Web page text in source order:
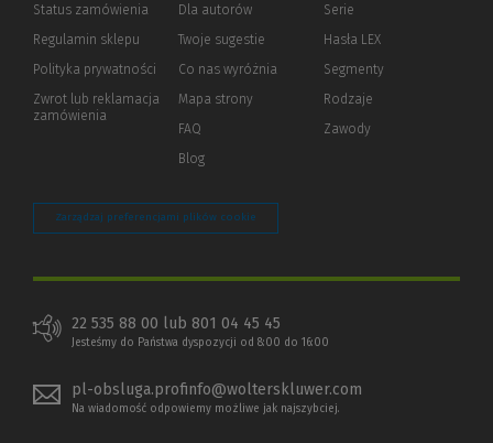
Status zamówienia
Regulamin sklepu
Polityka prywatności (Nowe
(Link
innej
Zwrot lub reklamacja
zamówienia
Dla autorów(Nowe
(Link
innej
Twoje sugestie
Co nas wyróżnia
Mapa strony
FAQ
Blog
Serie
Hasła LEX
Segmenty
Rodzaje
Zawody
Zarządzaj preferencjami plików cookie
22 535 88 00 lub 801 04 45 45
Jesteśmy do Państwa dyspozycji od 8:00 do 16:00
pl-obsluga.profinfo@wolterskluwer.com
Na wiadomość odpowiemy możliwe jak najszybciej.